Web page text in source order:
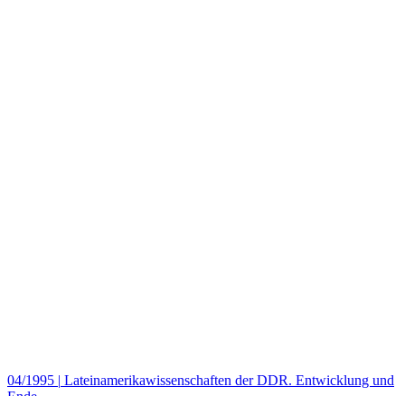
04/1995 | Lateinamerikawissenschaften der DDR. Entwicklung und